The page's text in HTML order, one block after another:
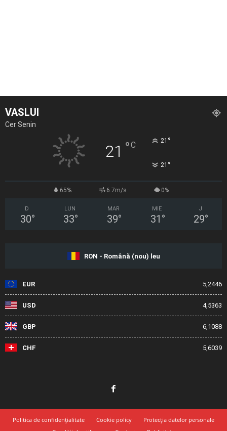
VASLUI
Cer Senin
21 °C 21 °
21 °
65% 6.7m/s 0%
D
30°
LUN
33°
MAR
39°
MIE
31 °
J
29°
RON - Română (nou) leu
EUR 5,2446
USD 4,5363
GBP 6,1088
CHF 5,6039
Politica de confidențialitate Cookie policy
Protecția datelor personale